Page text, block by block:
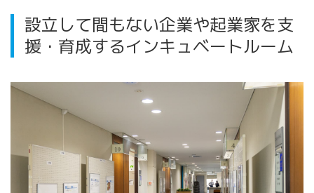
設立して間もない企業や起業家を支
援・育成するインキュベートルーム